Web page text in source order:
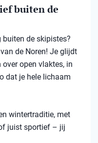
buiten de
de skipistes?
de Noren! Je glijdt
over open vlaktes, in
dat je hele lichaam
wintertraditie, met
juist sportief – jij